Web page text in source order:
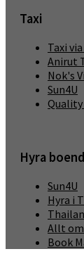
Taxi
Taxi
Anirut
Nok's
Sun4U
Quality
Hyra
Sun4U
Hyra i
Allt
Book